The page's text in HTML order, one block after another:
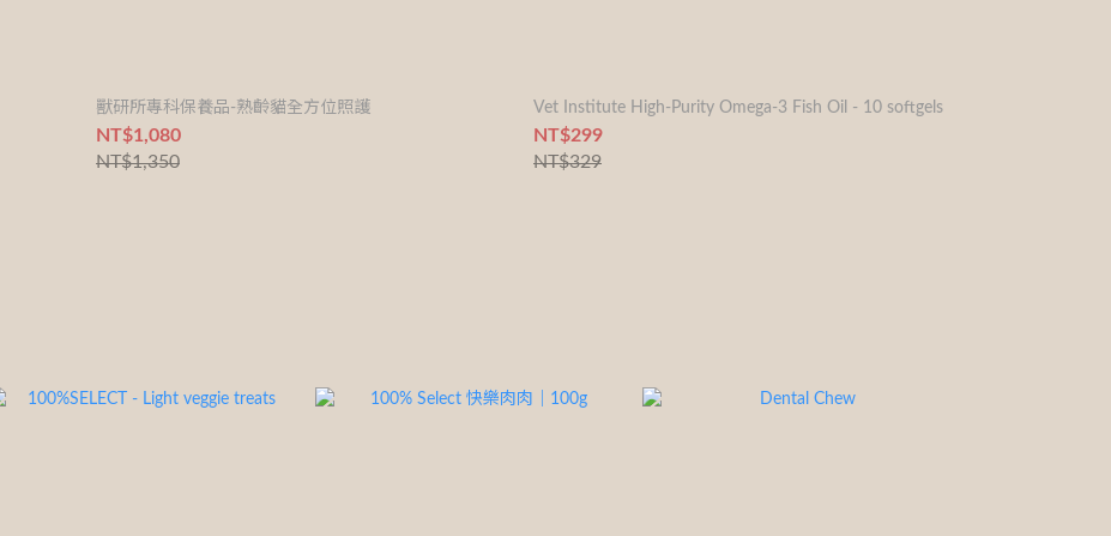
獸研所專科保養品-熟齡貓全方位照護
NT$1,080
NT$1,350
Vet Institute High-Purity Omega-3 Fish Oil - 10 softgels
NT$299
NT$329